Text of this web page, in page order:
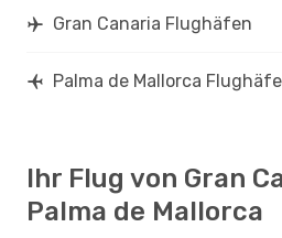
Gran Canaria Flughäfen
Palma de Mallorca
Ihr Flug von Gran
Palma de Mallorca